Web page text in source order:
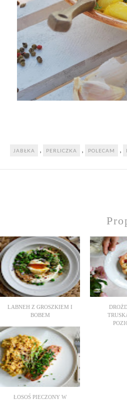
JABŁKA , PERLICZKA , POLECAM ,
LABNEH Z GROSZKIEM I
BOBEM
ŁOSOŚ PIECZONY W